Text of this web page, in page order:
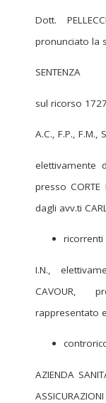
Dott.
pronunciato la
SENTENZA
sul ricorso
A.C., F.P., F.M.,
elettivamente
presso
dagli avv.ti
ricorrenti
I.N.,
CAVOUR,
rappresentato
AZIENDA